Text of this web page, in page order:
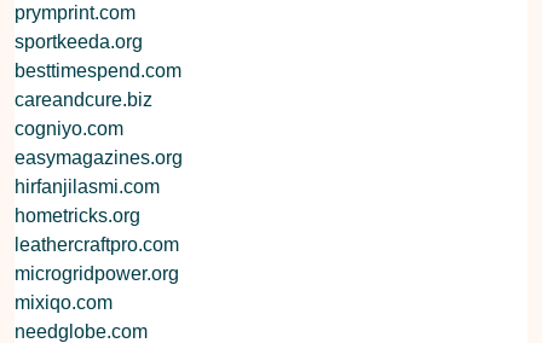
prymprint.com
sportkeeda.org
besttimespend.com
careandcure.biz
cogniyo.com
easymagazines.org
hirfanjilasmi.com
hometricks.org
leathercraftpro.com
microgridpower.org
mixiqo.com
needglobe.com